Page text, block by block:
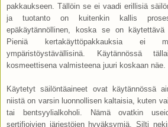
pakkaukseen. Tällöin se ei vaadi erillisiä
ja tuotanto on kuitenkin kallis
epäkäytännöllinen, koska se on
Pieniä kertakäyttöpakkauksia ei
ympäristöystävällisinä. Käytännössä
kosmeettisena valmisteena juuri koskaan näe.
Käytetyt säilöntäaineet ovat käytännössä
niistä on varsin luonnollisen kaltaisia, kuten
tai bentsyylialkoholi. Nämä ovatkin
sertifioivien järjestöjen hyväksymiä. Silti